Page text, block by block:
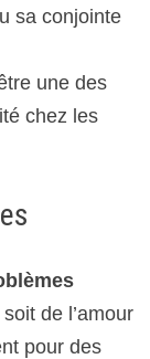
sa conjointe
une des
chez les
de l’amour
pour des